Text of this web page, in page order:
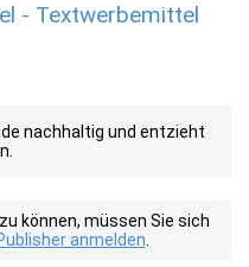
- Textwerbemittel
nachhaltig und entzieht
können, müssen Sie sich
anmelden